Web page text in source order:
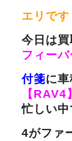
エリで
今日は
フィーバ
付箋に
【RAV4】
忙しい
4がファ